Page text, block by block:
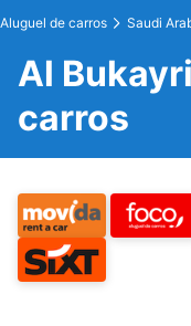
Aluguel de carros Saudi
Al
carros